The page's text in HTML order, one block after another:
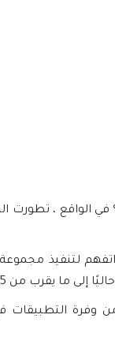
، تطورت
لتنفيذ
وفرة